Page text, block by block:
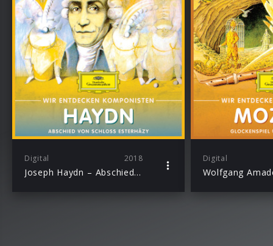
Digital 2018
Joseph Haydn – Abschied von Schloss Esterházy
Digital